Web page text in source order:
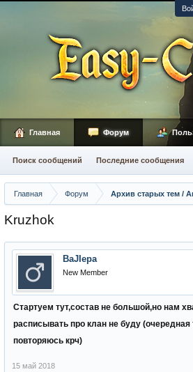
Главная Форум Архив старых тем /
Kruzhok
BaJIepa
New Member
Стартуем тут,состав не большой,но нам
расписывать про клан не буду
повторяюсь крч)
15 май 2018
Главная Форум
Поиск сообщений Последние сообщения